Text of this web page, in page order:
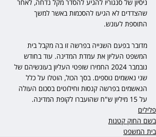
ניסיון של סנגוריו להגיע להסדר מקל נדחה, לאחר
שהצדדים לא הגיעו להסכמות באשר למשך
התוספת לעונש.
מדובר בפעם השנייה בפרשה זו בה מקבל בית
המשפט העליון את עמדת המדינה. עוד בחודש
נובמבר 2024 החמירו שופטי העליון בעונשיהם של
שני נאשמים נוספים. בסך הכול, הוטלו על כלל
הנאשמים בפרשה קנסות וחילוטים בסכום העולה
על 15 מיליון ש"ח שהועברו לקופת המדינה.
פלילים
בשם החוק קטנות
בית המשפט